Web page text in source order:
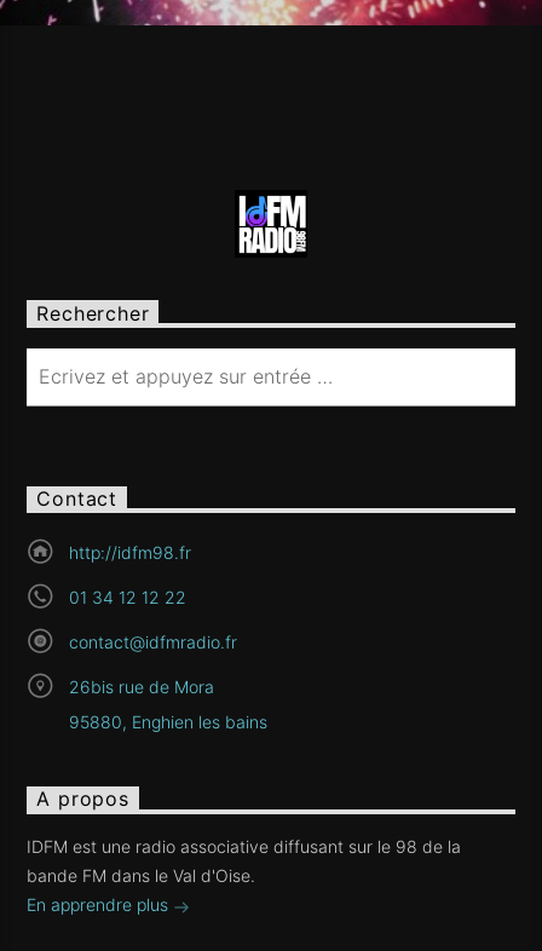
Rechercher
Contact
http://idfm98.fr
01 34 12 12 22
contact@idfmradio.fr
26bis rue de Mora
95880, Enghien les bains
A propos
IDFM est une radio associative diffusant sur le 98 de la
bande FM dans le Val d'Oise.
En apprendre plus